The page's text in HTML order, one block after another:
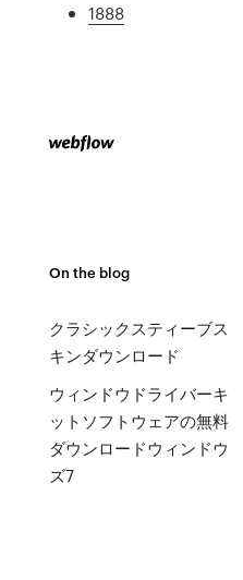
1888
On the blog
クラシックスティーブス
キンダウンロード
ウィンドウドライバーキ
ットソフトウェアの無料
ダウンロードウィンドウ
ズ7